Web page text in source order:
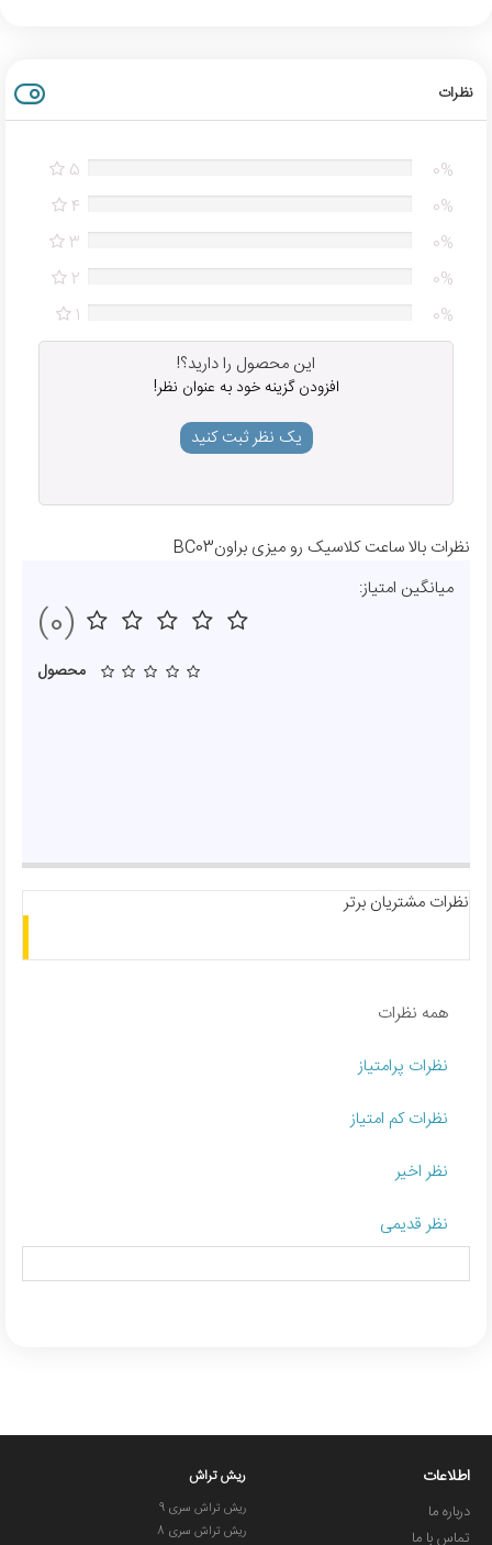
نظرات
5
0%
4
0%
3
0%
2
0%
1
0%
این محصول را دارید؟!
افزودن گزینه خود به عنوان نظر!
یک نظر ثبت کنید
نظرات بالا ساعت کلاسیک رو میزی براونBC03
میانگین امتیاز:
(0)
محصول
نظرات مشتریان برتر
همه نظرات
نظرات پرامتیاز
نظرات کم امتیاز
نظر اخیر
نظر قدیمی
اطلاعات
درباره ما
تماس با ما
ریش تراش
ریش تراش سری 9
ریش تراش سری 8